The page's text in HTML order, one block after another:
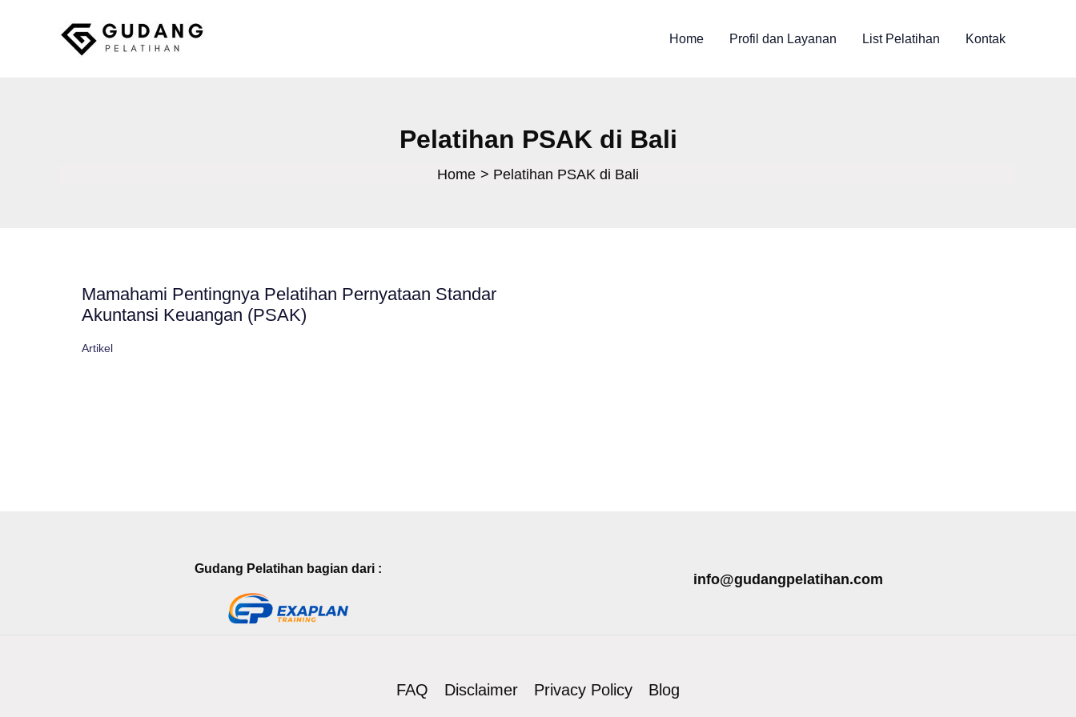
Home Profil dan Layanan List Pelatihan Kontak
Pelatihan PSAK di Bali
Home Pelatihan PSAK di Bali
Mamahami Pentingnya Pelatihan Pernyataan Standar
Akuntansi Keuangan (PSAK)
Artikel
Gudang Pelatihan bagian dari :
info@gudangpelatihan.com
FAQ Disclaimer Privacy Policy Blog